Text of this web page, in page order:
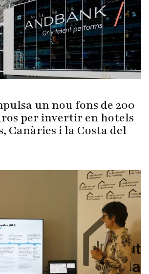
un nou fons de 200
per invertir en hotels
Canàries i la Costa del